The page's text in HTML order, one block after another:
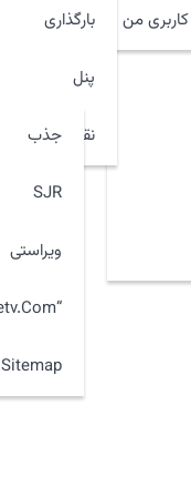
من بارگذاری
پنل
نقشه سایت
جذب
SJR
ویراستی
“site:persetv.com”
Sitemap